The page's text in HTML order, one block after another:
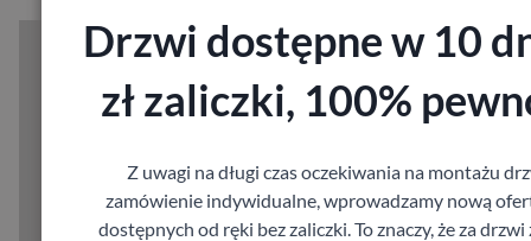
Drzwi dostępne w 10
zł zaliczki, 100%
Z uwagi na długi czas oczekiwania na montażu
zamówienie indywidualne, wprowadzamy nową
dostępnych od ręki bez zaliczki. To znaczy, że za drzwi